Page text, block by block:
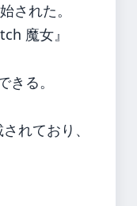
された。
魔女』
る。
れており、